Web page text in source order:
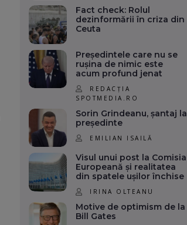
Fact check: Rolul
dezinformării în criza din
Ceuta
Președintele care nu se
rușina de nimic este
acum profund jenat
REDACȚIA
SPOTMEDIA.RO
Sorin Grindeanu, șantaj la
președinte
EMILIAN ISAILĂ
Visul unui post la Comisia
Europeană și realitatea
din spatele ușilor închise
IRINA OLTEANU
Motive de optimism de la
Bill Gates